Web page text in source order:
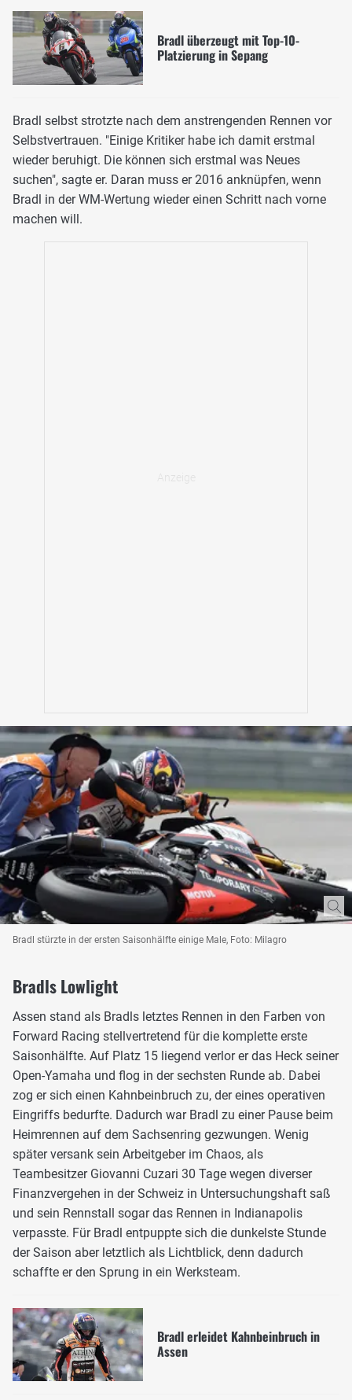
Bradl überzeugt mit Top-10-
Platzierung in Sepang
Bradl selbst strotzte nach dem anstrengenden Rennen vor
Selbstvertrauen. "Einige Kritiker habe ich damit erstmal
wieder beruhigt. Die können sich erstmal was Neues
suchen", sagte er. Daran muss er 2016 anknüpfen, wenn
Bradl in der WM-Wertung wieder einen Schritt nach vorne
machen will.
Bradl stürzte in der ersten Saisonhälfte einige Male, Foto: Milagro
Bradls Lowlight
Assen stand als Bradls letztes Rennen in den Farben von
Forward Racing stellvertretend für die komplette erste
Saisonhälfte. Auf Platz 15 liegend verlor er das Heck seiner
Open-Yamaha und flog in der sechsten Runde ab. Dabei
zog er sich einen Kahnbeinbruch zu, der eines operativen
Eingriffs bedurfte. Dadurch war Bradl zu einer Pause beim
Heimrennen auf dem Sachsenring gezwungen. Wenig
später versank sein Arbeitgeber im Chaos, als
Teambesitzer Giovanni Cuzari 30 Tage wegen diverser
Finanzvergehen in der Schweiz in Untersuchungshaft saß
und sein Rennstall sogar das Rennen in Indianapolis
verpasste. Für Bradl entpuppte sich die dunkelste Stunde
der Saison aber letztlich als Lichtblick, denn dadurch
schaffte er den Sprung in ein Werksteam.
Bradl erleidet Kahnbeinbruch in
Assen